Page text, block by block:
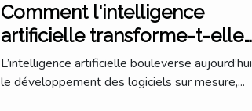
Comment l'intelligence
artificielle transforme-t-elle
les logiciels sur mesure ?
L’intelligence artificielle bouleverse aujourd’hui
le développement des logiciels sur mesure,...